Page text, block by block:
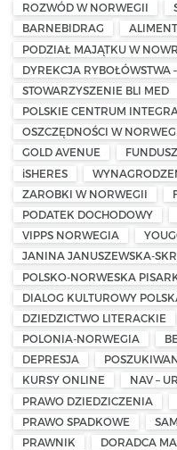
ROZWÓD W NORWEGII
BARNEBIDRAG
PODZIAŁ MAJĄTKU W
DYREKCJA RYBOŁÓWSTWA
STOWARZYSZENIE BLI MED
POLSKIE CENTRUM
OSZCZĘDNOŚCI W
GOLD AVENUE
iSHERES
ZAROBKI W NORWEGII
PODATEK DOCHODOWY
VIPPS NORWEGIA
JANINA JANUSZEWSKA-
POLSKO-NORWESKA
DIALOG KULTUROWY
DZIEDZICTWO LITERACKIE
POLONIA-NORWEGIA
DEPRESJA
KURSY ONLINE
NAV –
PRAWO DZIEDZICZENIA
PRAWO SPADKOWE
PRAWNIK
DORADCA